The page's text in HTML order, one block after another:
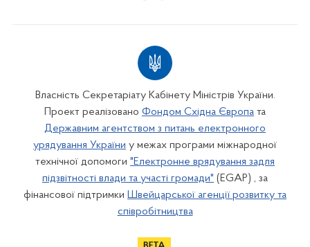
Власність Секретаріату Кабінету Міністрів України.
Проект реалізовано Фондом Східна Європа та
Державним агентством з питань електронного
урядування України у межах програми міжнародної
технічної допомоги "Електронне врядування задля
підзвітності влади та участі громади" (EGAP) , за
фінансової підтримки Швейцарської агенції розвитку та
співробітництва